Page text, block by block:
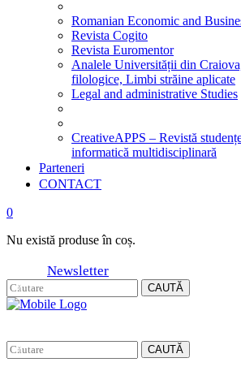
Romanian Economic and
Revista Cogito
Revista Euromentor
Analele Universității din
filologice, Limbi străine aplicate
Legal and administrative Studies
CreativeAPPS – Revistă
informatică multidisciplinară
Parteneri
CONTACT
0
Nu există produse în coș.
Newsletter
CAUTĂ
CAUTĂ